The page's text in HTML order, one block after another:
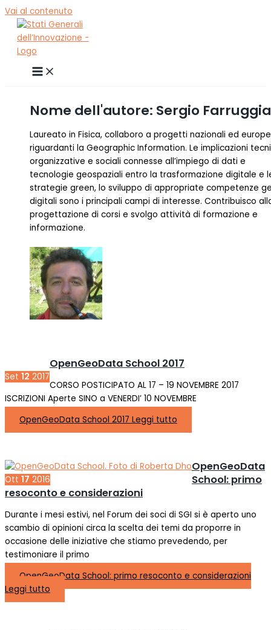
Vai al contenuto
Nome dell'autore: Sergio Farruggia
Laureato in Fisica, collaboro a progetti nazionali ed
riguardanti la Geographic Information. Le implicazioni
organizzative e sociali connesse all’impiego di dati e
tecnologie geospaziali entro la trasformazione digitale e
strategie green, lo sviluppo di appropriate competenze
digitali sono i principali campi di interesse. Contribuisco
progettazione di corsi e svolgo attività di formazione e
informazione.
Set 12 2017
OpenGeoData School 2017
CORSO POSTICIPATO AL 17 – 19 NOVEMBRE 2017
ISCRIZIONI Aperte SINO a VENERDI’ 10 NOVEMBRE
OpenGeoData School 2017 Leggi tutto
Ott 17 2016
OpenGeoData
School: primo
resoconto e considerazioni
Durante i mesi estivi, nel Forum dei soci di SGI si è aperto uno
scambio di opinioni circa la scelta dei temi da proporre in
occasione delle iniziative che stiamo prevedendo, per
testimoniare il primo
OpenGeoData School: primo resoconto e considerazioni
Leggi tutto